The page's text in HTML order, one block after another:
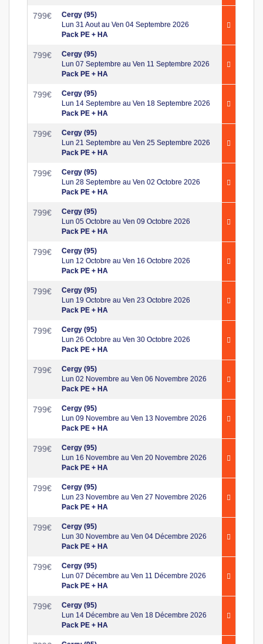
799€
Cergy (95)
Lun 31 Aout au Ven 04 Septembre 2026
Pack PE + HA
799€
Cergy (95)
Lun 07 Septembre au Ven 11 Septembre 2026
Pack PE + HA
799€
Cergy (95)
Lun 14 Septembre au Ven 18 Septembre 2026
Pack PE + HA
799€
Cergy (95)
Lun 21 Septembre au Ven 25 Septembre 2026
Pack PE + HA
799€
Cergy (95)
Lun 28 Septembre au Ven 02 Octobre 2026
Pack PE + HA
799€
Cergy (95)
Lun 05 Octobre au Ven 09 Octobre 2026
Pack PE + HA
799€
Cergy (95)
Lun 12 Octobre au Ven 16 Octobre 2026
Pack PE + HA
799€
Cergy (95)
Lun 19 Octobre au Ven 23 Octobre 2026
Pack PE + HA
799€
Cergy (95)
Lun 26 Octobre au Ven 30 Octobre 2026
Pack PE + HA
799€
Cergy (95)
Lun 02 Novembre au Ven 06 Novembre 2026
Pack PE + HA
799€
Cergy (95)
Lun 09 Novembre au Ven 13 Novembre 2026
Pack PE + HA
799€
Cergy (95)
Lun 16 Novembre au Ven 20 Novembre 2026
Pack PE + HA
799€
Cergy (95)
Lun 23 Novembre au Ven 27 Novembre 2026
Pack PE + HA
799€
Cergy (95)
Lun 30 Novembre au Ven 04 Décembre 2026
Pack PE + HA
799€
Cergy (95)
Lun 07 Décembre au Ven 11 Décembre 2026
Pack PE + HA
799€
Cergy (95)
Lun 14 Décembre au Ven 18 Décembre 2026
Pack PE + HA